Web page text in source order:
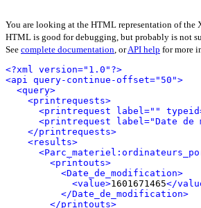
You are looking at the HTML representation of the
HTML is good for debugging, but probably is not
See complete documentation, orAPI help for more
<?xml version="1.0"?>
<api query-continue-offset="50">
<query>
<printrequests>
<printrequest label=""
<printrequest label="Date de
</printrequests>
<results>
<printouts>
<Date_de_modification>
<value>1601671465</
</Date_de_modification>
</printouts>